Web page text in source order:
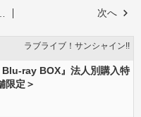
次へ
ラブライブ！サンシャイン!!
ray BOX』法人別購入特
限定＞